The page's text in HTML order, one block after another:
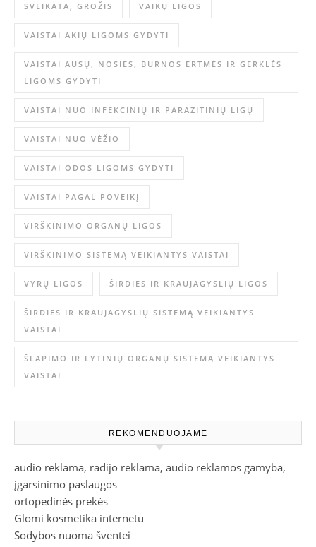
SVEIKATA, GROŽIS VAIKŲ LIGOS
VAISTAI AKIŲ LIGOMS GYDYTI
VAISTAI AUSŲ, NOSIES, BURNOS ERTMĖS IR GERKLĖS
LIGOMS GYDYTI
VAISTAI NUO INFEKCINIŲ IR PARAZITINIŲ LIGŲ
VAISTAI NUO VĖŽIO
VAISTAI ODOS LIGOMS GYDYTI
VAISTAI PAGAL POVEIKĮ
VIRŠKINIMO ORGANŲ LIGOS
VIRŠKINIMO SISTEMĄ VEIKIANTYS VAISTAI
VYRŲ LIGOS ŠIRDIES IR KRAUJAGYSLIŲ LIGOS
ŠIRDIES IR KRAUJAGYSLIŲ SISTEMĄ VEIKIANTYS
VAISTAI
ŠLAPIMO IR LYTINIŲ ORGANŲ SISTEMĄ VEIKIANTYS
VAISTAI
REKOMENDUOJAME
audio reklama, radijo reklama, audio reklamos gamyba,
įgarsinimo paslaugos
ortopedinės prekės
Glomi kosmetika internetu
Sodybos nuoma šventei